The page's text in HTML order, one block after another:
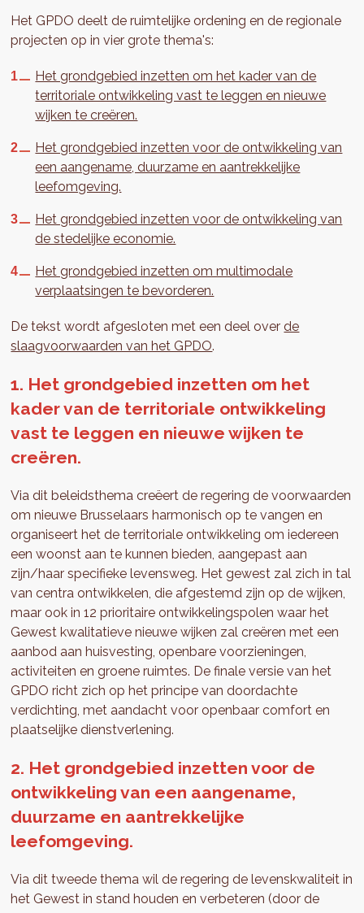
Het GPDO deelt de ruimtelijke ordening en de regionale
projecten op in vier grote thema's:
Het grondgebied inzetten om het kader van de
territoriale ontwikkeling vast te leggen en nieuwe
wijken te creëren.
Het grondgebied inzetten voor de ontwikkeling van
een aangename, duurzame en aantrekkelijke
leefomgeving.
Het grondgebied inzetten voor de ontwikkeling van
de stedelijke economie.
Het grondgebied inzetten om multimodale
verplaatsingen te bevorderen.
De tekst wordt afgesloten met een deel overde
slaagvoorwaarden van het GPDO.
1. Het grondgebied inzetten om het
kader van de territoriale ontwikkeling
vast te leggen en nieuwe wijken te
creëren.
Via dit beleidsthema creëert de regering de voorwaarden
om nieuwe Brusselaars harmonisch op te vangen en
organiseert het de territoriale ontwikkeling om iedereen
een woonst aan te kunnen bieden, aangepast aan
zijn/haar specifieke levensweg. Het gewest zal zich in tal
van centra ontwikkelen, die afgestemd zijn op de wijken,
maar ook in 12 prioritaire ontwikkelingspolen waar het
Gewest kwalitatieve nieuwe wijken zal creëren met een
aanbod aan huisvesting, openbare voorzieningen,
activiteiten en groene ruimtes. De finale versie van het
GPDO richt zich op het principe van doordachte
verdichting, met aandacht voor openbaar comfort en
plaatselijke dienstverlening.
2. Het grondgebied inzetten voor de
ontwikkeling van een aangename,
duurzame en aantrekkelijke
leefomgeving.
Via dit tweede thema wil de regering de levenskwaliteit in
het Gewest in stand houden en verbeteren (door de